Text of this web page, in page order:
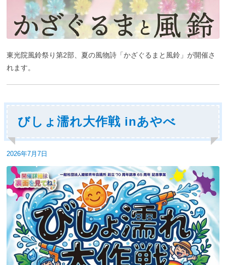
東光院風鈴祭り第2部、夏の風物詩「かざぐるまと風鈴」が開催さ
れます。
びしょ濡れ大作戦 inあやべ
投
日:
2026年7月7日